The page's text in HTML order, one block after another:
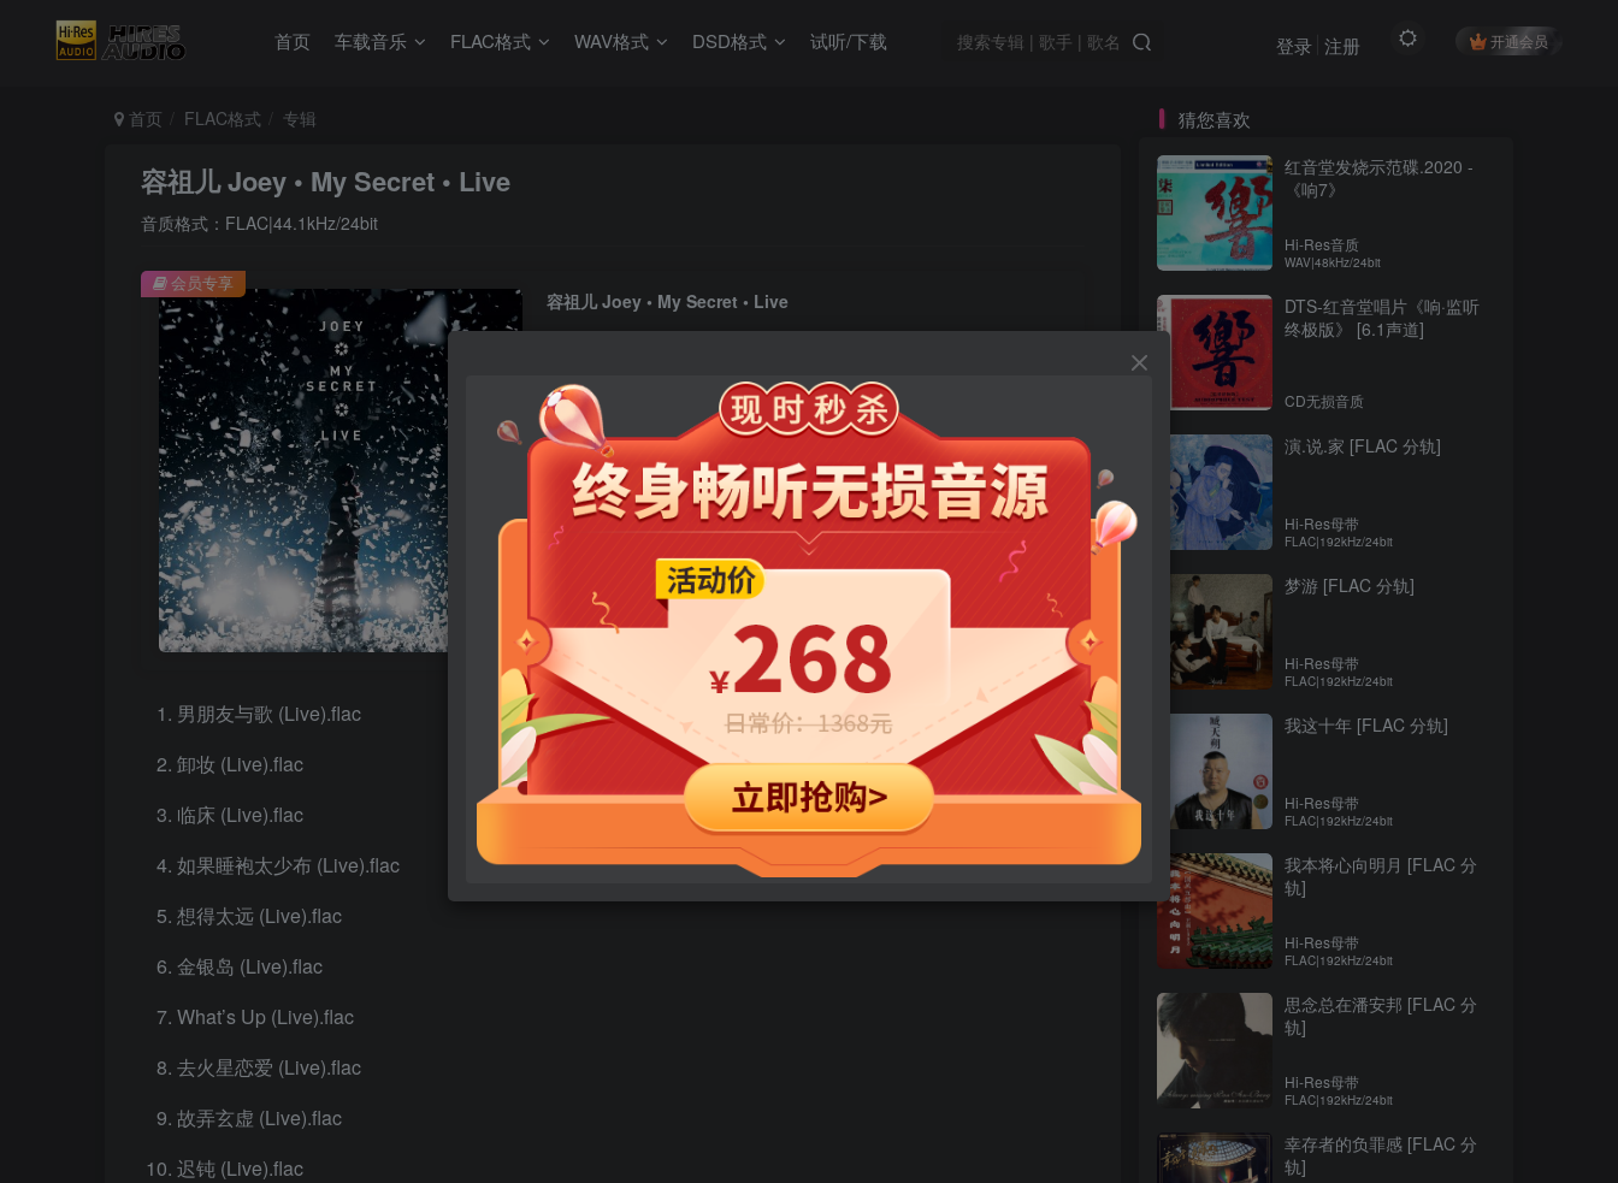
首页 车载音乐 FLAC格式 WAV格式 DSD格式 试听/下载 开通会员
登录 注册
首页 FLAC格式 专辑
容祖儿 Joey • My Secret • Live
音质格式：FLAC|44.1kHz/24bit
容祖儿 Joey • My Secret • Live
￥9.9 限时特惠
￥99
年卡会员免费 永久会员 免费
立即购买
您当前未登录！建议登陆后购买，可保存购买订单
会员专享
男朋友与歌 (Live).flac
卸妆 (Live).flac
临床 (Live).flac
如果睡袍太少布 (Live).flac
想得太远 (Live).flac
金银岛 (Live).flac
What’s Up (Live).flac
去火星恋爱 (Live).flac
故弄玄虚 (Live).flac
迟钝 (Live).flac
猜您喜欢
红音堂发烧示范碟.2020 -
《响7》
Hi-Res音质
WAV|48kHz/24bit
DTS-红音堂唱片《响·监听
终极版》 [6.1声道]
CD无损音质
演.说.家 [FLAC 分轨]
Hi-Res母带
FLAC|192kHz/24bit
梦游 [FLAC 分轨]
Hi-Res母带
FLAC|192kHz/24bit
我这十年 [FLAC 分轨]
Hi-Res母带
FLAC|192kHz/24bit
我本将心向明月 [FLAC 分
轨]
Hi-Res母带
FLAC|192kHz/24bit
思念总在潘安邦 [FLAC 分
轨]
Hi-Res母带
FLAC|192kHz/24bit
幸存者的负罪感 [FLAC 分
轨]